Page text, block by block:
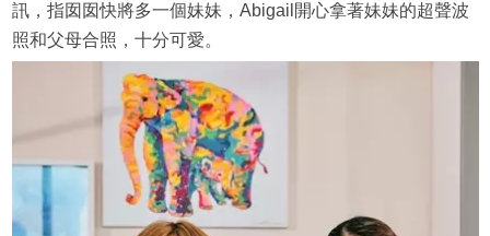
訊，指囡囡快將多一個妹妹，Abigail開心拿著妹妹的超聲波
照和父母合照，十分可愛。